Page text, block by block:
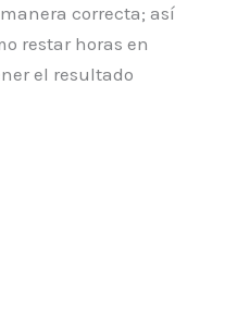
correcta; así
restar horas en
el resultado